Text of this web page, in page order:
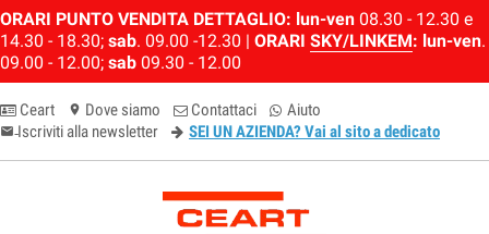
ORARI PUNTO VENDITA DETTAGLIO: lun-ven 08.30 - 12.30 e
14.30 - 18.30; sab. 09.00 -12.30 | ORARI SKY/LINKEM: lun-ven.
09.00 - 12.00; sab 09.30 - 12.00
Ceart location_on Dove siamo Contattaci Aiuto
email-newsletter
Iscriviti alla newsletter SEI UN AZIENDA? Vai al sito a dedicato